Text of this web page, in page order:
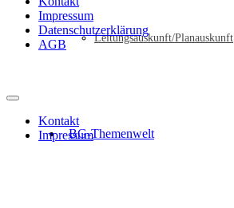
Leitungsauskunft/Planauskunft
BG-Themenwelt
Impressum
Datenschutzerklärung
AGB
Kontakt
Impressum